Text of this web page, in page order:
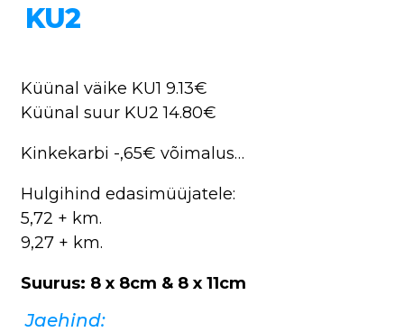
KU2
Küünal väike KU1 9.13€
Küünal suur KU2 14.80€
Kinkekarbi -,65€ võimalus…
Hulgihind edasimüüjatele:
5,72 + km.
9,27 + km.
Suurus: 8 x 8cm & 8 x 11cm
Jaehind: